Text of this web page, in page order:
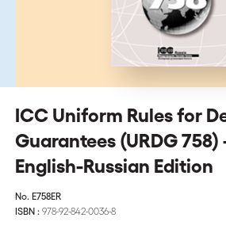
ICC Uniform Rules for
Guarantees (URDG
English-Russian Edition
No. E758ER
ISBN : 978-92-842-0036-8